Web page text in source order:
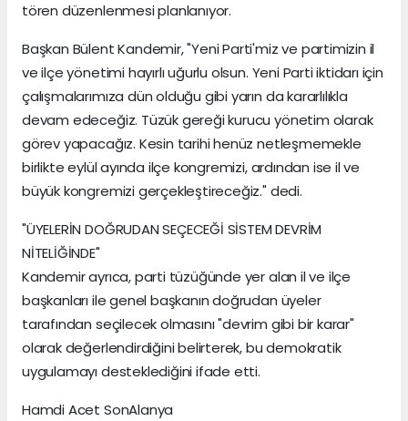
tören düzenlenmesi planlanıyor.
Başkan Bülent Kandemir, "Yeni Parti'miz ve partimizin il
ve ilçe yönetimi hayırlı uğurlu olsun. Yeni Parti iktidarı için
çalışmalarımıza dün olduğu gibi yarın da kararlılıkla
devam edeceğiz. Tüzük gereği kurucu yönetim olarak
görev yapacağız. Kesin tarihi henüz netleşmemekle
birlikte eylül ayında ilçe kongremizi, ardından ise il ve
büyük kongremizi gerçekleştireceğiz." dedi.
"ÜYELERİN DOĞRUDAN SEÇECEĞİ SİSTEM DEVRİM
NİTELİĞİNDE"
Kandemir ayrıca, parti tüzüğünde yer alan il ve ilçe
başkanları ile genel başkanın doğrudan üyeler
tarafından seçilecek olmasını "devrim gibi bir karar"
olarak değerlendirdiğini belirterek, bu demokratik
uygulamayı desteklediğini ifade etti.
Hamdi Acet SonAlanya